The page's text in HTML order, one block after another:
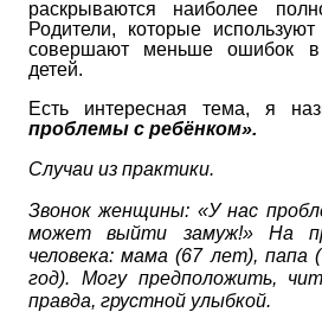
раскрываются наиболее
Родители, которые
совершают меньше ошибок в
детей.
Есть интересная тема, я
проблемы с ребёнком».
Случаи из практики.
Звонок женщины: «У нас
может выйти замуж!» На
человека: мама (67 лет), папа
год). Могу предположить,
правда, грустной улыбкой.